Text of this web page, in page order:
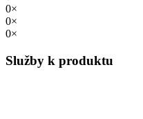
0×
0×
0×
Služby k produktu